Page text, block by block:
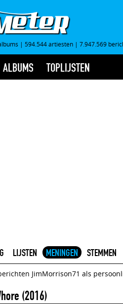
| 594.544 artiesten | 7.947.569
ALBUMS TOPLIJSTEN
LIJSTEN MENINGEN STEMMEN
JimMorrison71 als
(2016)